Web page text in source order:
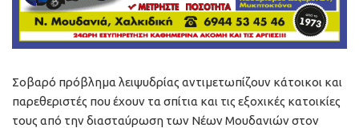
Σοβαρό πρόβλημα λειψυδρίας αντιμετωπίζουν κάτοικοι και
παρεθεριστές που έχουν τα σπίτια και τις εξοχικές κατοικίες
τους από την διασταύρωση των Νέων Μουδανιών στον